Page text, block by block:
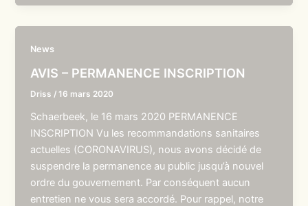
News
AVIS – PERMANENCE INSCRIPTION
Driss /16 mars 2020
Schaerbeek, le 16 mars 2020 PERMANENCE
INSCRIPTION Vu les recommandations sanitaires
actuelles (CORONAVIRUS), nous avons décidé de
suspendre la permanence au public jusqu’à nouvel
ordre du gouvernement. Par conséquent aucun
entretien ne vous sera accordé. Pour rappel, notre